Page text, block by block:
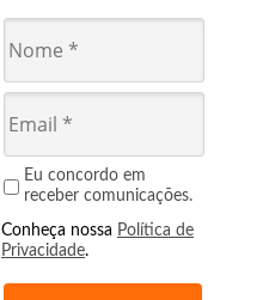
Eu concordo em
receber comunicações.
Conheça nossa Política de
Privacidade.